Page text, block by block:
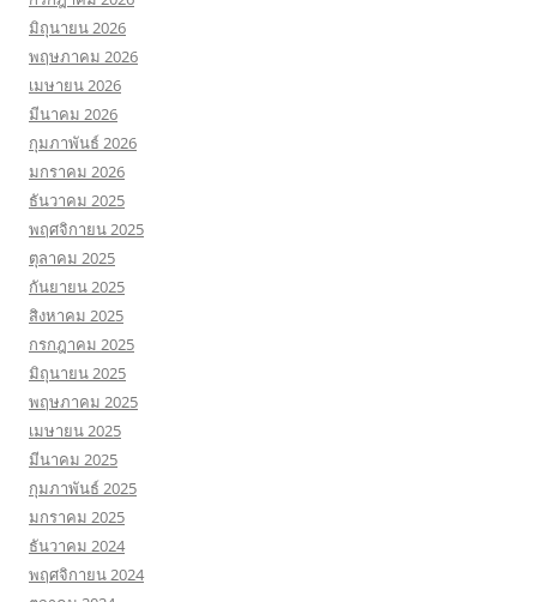
มิถุนายน 2026
พฤษภาคม 2026
เมษายน 2026
มีนาคม 2026
กุมภาพันธ์ 2026
มกราคม 2026
ธันวาคม 2025
พฤศจิกายน 2025
ตุลาคม 2025
กันยายน 2025
สิงหาคม 2025
กรกฎาคม 2025
มิถุนายน 2025
พฤษภาคม 2025
เมษายน 2025
มีนาคม 2025
กุมภาพันธ์ 2025
มกราคม 2025
ธันวาคม 2024
พฤศจิกายน 2024